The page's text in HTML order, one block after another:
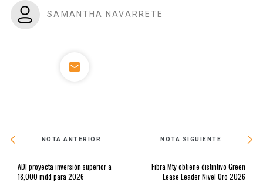
SAMANTHA NAVARRETE
NOTA ANTERIOR
ADI proyecta inversión superior a
18,000 mdd para 2026
NOTA SIGUIENTE
Fibra Mty obtiene distintivo Green
Lease Leader Nivel Oro 2026